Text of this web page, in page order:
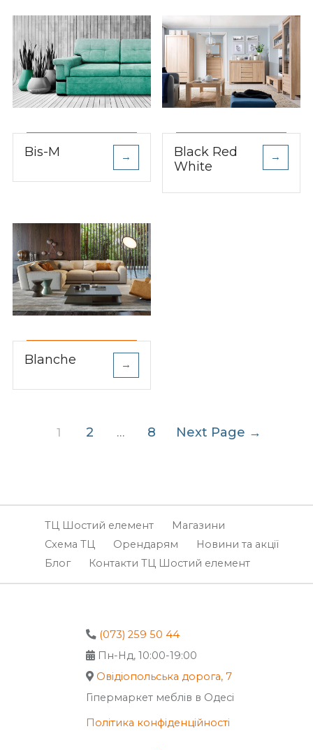
Bis-M →
Black Red
White
→
Blanche →
Пагінація
1 2 … 8 Next Page →
ТЦ Шостий елемент
Магазини
Схема ТЦ
Орендарям
Новини та акції
Блог
Контакти ТЦ Шостий елемент
(073) 259 50 44
Пн-Нд, 10:00-19:00
Овідіопольська дорога, 7
Гіпермаркет меблів в Одесі
Політика конфіденційності